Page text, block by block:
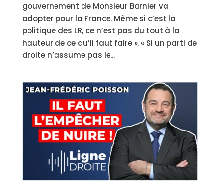
gouvernement de Monsieur Barnier va
adopter pour la France. Même si c’est la
politique des LR, ce n’est pas du tout à la
hauteur de ce qu’il faut faire ». « Si un parti de
droite n’assume pas le...